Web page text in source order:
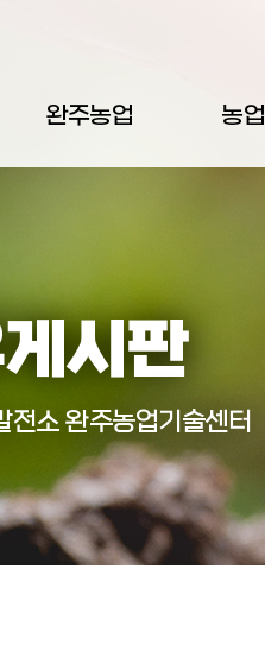
완주농업 농
시판
전소 완주농업기술센터